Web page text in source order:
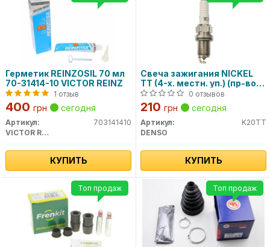
Герметик REINZOSIL 70 мл
70-31414-10 VICTOR REINZ
1 отзыв
400 грн сегодня
Артикул:
703141410
VICTOR REINZ
КУПИТЬ
Свеча зажигания NICKEL
TT (4-х. местн. уп.) (пр-во
DENSO)
0 отзывов
210 грн сегодня
Артикул:
K20TT
DENSO
КУПИТЬ
Топ продаж Топ продаж